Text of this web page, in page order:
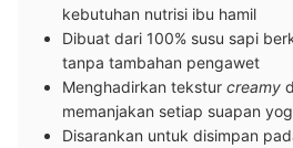
kebutuhan nutrisi ibu hamil
Dibuat dari 100% susu sapi
tanpa tambahan pengawet
Menghadirkan tekstur creamy
memanjakan setiap suapan
Disarankan untuk disimpan